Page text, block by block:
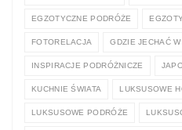
EGZOTYCZNE PODRÓŻE
FOTORELACJA GDZIE JECHAĆ
INSPIRACJE PODRÓŻNICZE
KUCHNIE ŚWIATA LUKSUSOWE
LUKSUSOWE PODRÓŻE